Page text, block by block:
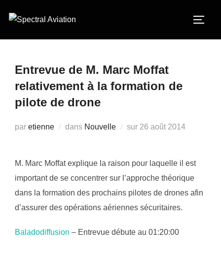
Entrevue de M. Marc Moffat
relativement à la formation de
pilote de drone
par etienne dans Nouvelle sur Publié
26 août 2014
M. Marc Moffat explique la raison pour laquelle il est
important de se concentrer sur l’approche théorique
dans la formation des prochains pilotes de drones afin
d’assurer des opérations aériennes sécuritaires.
Baladodiffusion – Entrevue débute au 01:20:00